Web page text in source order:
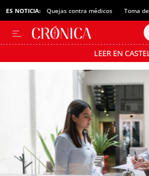
ES NOTICIA: Quejas contra médicos Toma
LEER EN
Pásate al MODO